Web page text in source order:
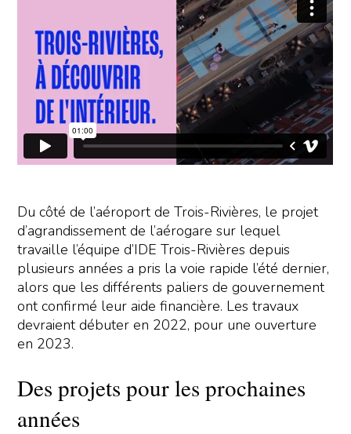
Du côté de l’aéroport de Trois-Rivières, le projet
d’agrandissement de l’aérogare sur lequel
travaille l’équipe d’IDE Trois-Rivières depuis
plusieurs années a pris la voie rapide l’été dernier,
alors que les différents paliers de gouvernement
ont confirmé leur aide financière. Les travaux
devraient débuter en 2022, pour une ouverture
en 2023.
Des projets pour les prochaines
années